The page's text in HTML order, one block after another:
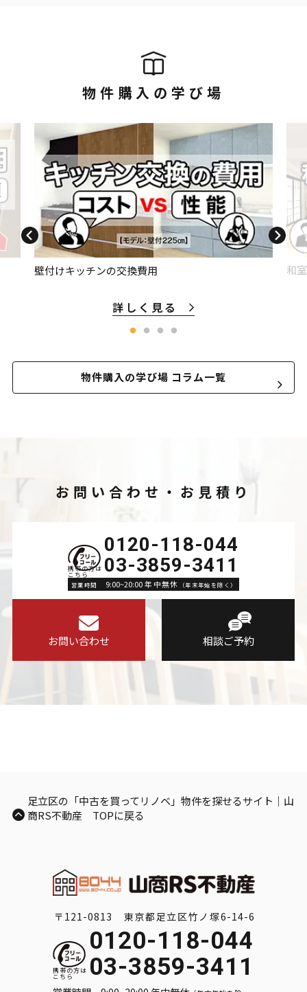
物件購入の学び場
壁付けキッチンの交換費用
詳しく見る
和
物件購入の学び場 コラム一覧
お問い合わせ・お見積り
0120-118-044
03-3859-3411
営業時間 9:00~20:00 年中無休 （年末年始を除く）
お問い合わせ 相談ご予約
足立区の「中古を買ってリノベ」物件を探せるサイト｜山
商RS不動産 TOPに戻る
〒121-0813 東京都足立区竹ノ塚6-14-6
0120-118-044
03-3859-3411